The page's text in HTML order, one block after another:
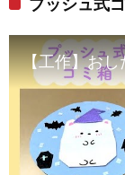
プッシュ式
【工作】おし